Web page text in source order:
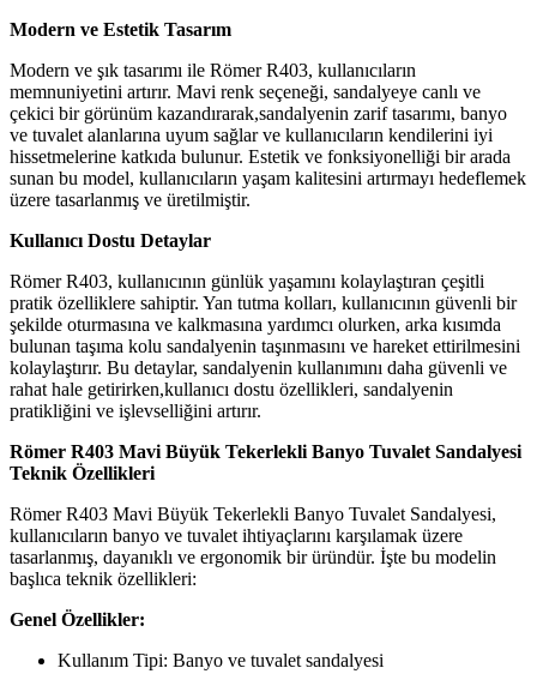
Modern ve Estetik Tasarım
Modern ve şık tasarımı ile Römer R403, kullanıcıların
memnuniyetini artırır. Mavi renk seçeneği, sandalyeye canlı ve
çekici bir görünüm kazandırarak,sandalyenin zarif tasarımı, banyo
ve tuvalet alanlarına uyum sağlar ve kullanıcıların kendilerini iyi
hissetmelerine katkıda bulunur. Estetik ve fonksiyonelliği bir arada
sunan bu model, kullanıcıların yaşam kalitesini artırmayı hedeflemek
üzere tasarlanmış ve üretilmiştir.
Kullanıcı Dostu Detaylar
Römer R403, kullanıcının günlük yaşamını kolaylaştıran çeşitli
pratik özelliklere sahiptir. Yan tutma kolları, kullanıcının güvenli bir
şekilde oturmasına ve kalkmasına yardımcı olurken, arka kısımda
bulunan taşıma kolu sandalyenin taşınmasını ve hareket ettirilmesini
kolaylaştırır. Bu detaylar, sandalyenin kullanımını daha güvenli ve
rahat hale getirirken,kullanıcı dostu özellikleri, sandalyenin
pratikliğini ve işlevselliğini artırır.
Römer R403 Mavi Büyük Tekerlekli Banyo Tuvalet Sandalyesi
Teknik Özellikleri
Römer R403 Mavi Büyük Tekerlekli Banyo Tuvalet Sandalyesi,
kullanıcıların banyo ve tuvalet ihtiyaçlarını karşılamak üzere
tasarlanmış, dayanıklı ve ergonomik bir üründür. İşte bu modelin
başlıca teknik özellikleri:
Genel Özellikler:
Kullanım Tipi: Banyo ve tuvalet sandalyesi